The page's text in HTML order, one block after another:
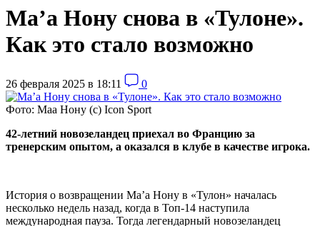
Ма’а Нону снова в «Тулоне».
Как это стало возможно
26 февраля 2025 в 18:11 0
Фото: Маа Нону (с) Icon Sport
42-летний новозеландец приехал во Францию за
тренерским опытом, а оказался в клубе в качестве игрока.
История о возвращении Ма’а Нону в «Тулон» началась
несколько недель назад, когда в Топ-14 наступила
международная пауза. Тогда легендарный новозеландец